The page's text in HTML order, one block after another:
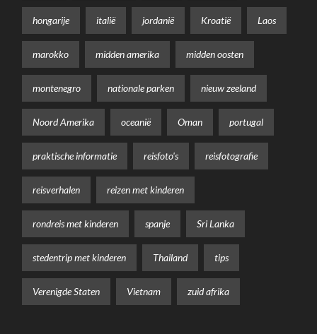
hongarije italië jordanië Kroatië Laos
marokko midden amerika midden oosten
montenegro nationale parken nieuw zeeland
Noord Amerika oceanië Oman portugal
praktische informatie reisfoto's reisfotografie
reisverhalen reizen met kinderen
rondreis met kinderen spanje Sri Lanka
stedentrip met kinderen Thailand tips
Verenigde Staten Vietnam zuid afrika